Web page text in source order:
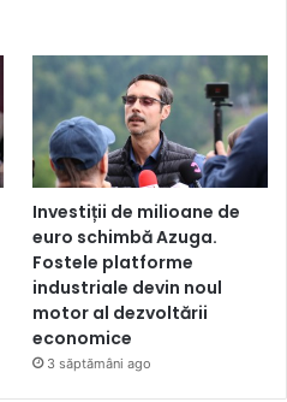
Investiții de milioane de
euro schimbă Azuga.
Fostele platforme
industriale devin noul
motor al dezvoltării
economice
3 săptămâni ago